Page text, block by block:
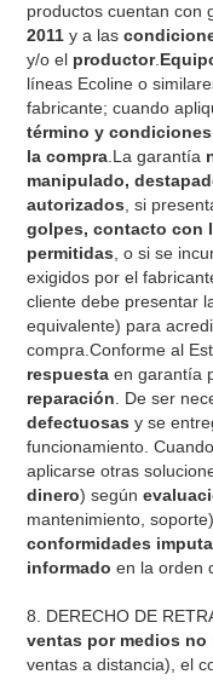
productos cuentan con
2011 y a las
y/o el productor.
líneas Ecoline o
fabricante; cuando
término y condiciones
la compra .La garantía
manipulado,
autorizados , si
golpes, contacto con
permitidas , o si se
exigidos por el
cliente debe presentar
equivalente) para
compra.Conforme al
respuesta en garantía
reparación . De ser
defectuosas y se
funcionamiento. Cuando
aplicarse otras
dinero) según
mantenimiento,
conformidades
informado en la orden
8. DERECHO DE
ventas por medios no
ventas a distancia), el